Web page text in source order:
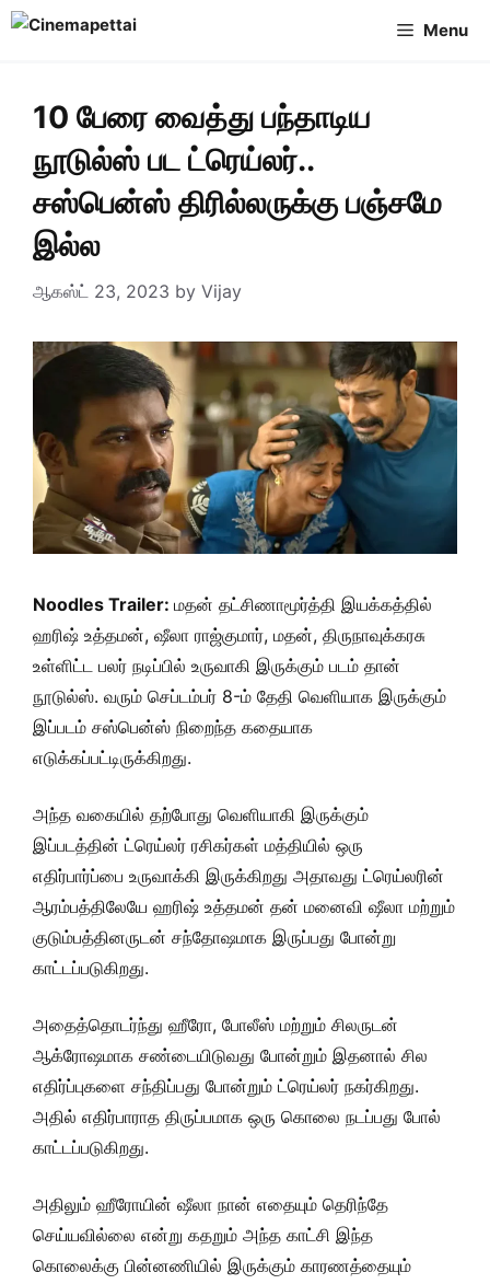
Skip
Menu
10 பேரை வைத்து பந்தாடிய
நூடுல்ஸ் பட ட்ரெய்லர்..
சஸ்பென்ஸ் திரில்லருக்கு பஞ்சமே
இல்ல
ஆகஸ்ட் 23, 2023 by Vijay
Noodles Trailer: மதன் தட்சிணாமூர்த்தி இயக்கத்தில்
ஹரிஷ் உத்தமன், ஷீலா ராஜ்குமார், மதன், திருநாவுக்கரசு
உள்ளிட்ட பலர் நடிப்பில் உருவாகி இருக்கும் படம் தான்
நூடுல்ஸ். வரும் செப்டம்பர் 8-ம் தேதி வெளியாக இருக்கும்
இப்படம் சஸ்பென்ஸ் நிறைந்த கதையாக
எடுக்கப்பட்டிருக்கிறது.
அந்த வகையில் தற்போது வெளியாகி இருக்கும்
இப்படத்தின் ட்ரெய்லர் ரசிகர்கள் மத்தியில் ஒரு
எதிர்பார்ப்பை உருவாக்கி இருக்கிறது அதாவது ட்ரெய்லரின்
ஆரம்பத்திலேயே ஹரிஷ் உத்தமன் தன் மனைவி ஷீலா மற்றும்
குடும்பத்தினருடன் சந்தோஷமாக இருப்பது போன்று
காட்டப்படுகிறது.
அதைத்தொடர்ந்து ஹீரோ, போலீஸ் மற்றும் சிலருடன்
ஆக்ரோஷமாக சண்டையிடுவது போன்றும் இதனால் சில
எதிர்ப்புகளை சந்திப்பது போன்றும் ட்ரெய்லர் நகர்கிறது.
அதில் எதிர்பாராத திருப்பமாக ஒரு கொலை நடப்பது போல்
காட்டப்படுகிறது.
அதிலும் ஹீரோயின் ஷீலா நான் எதையும் தெரிந்தே
செய்யவில்லை என்று கதறும் அந்த காட்சி இந்த
கொலைக்கு பின்னணியில் இருக்கும் காரணத்தையும்